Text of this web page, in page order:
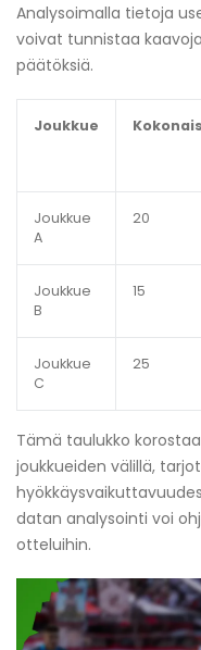
Analysoimalla tietoja
voivat tunnistaa
päätöksiä.
Joukkue
Joukkue
A
20
Joukkue
B
15
Joukkue
C
25
Tämä taulukko
joukkueiden välillä,
datan analysointi voi
otteluihin.